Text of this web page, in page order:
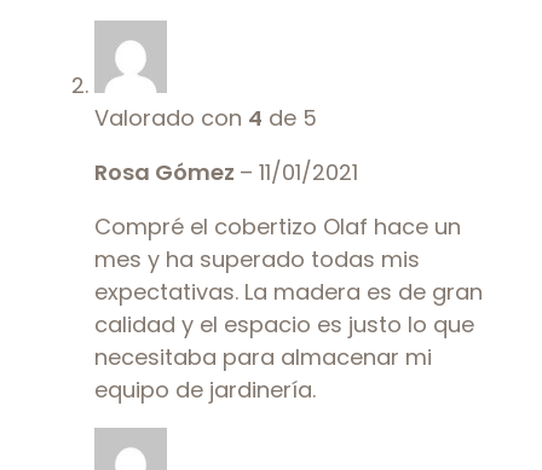
Valorado con 4 de 5
Rosa Gómez – 11/01/2021
Compré el cobertizo Olaf hace un
mes y ha superado todas mis
expectativas. La madera es de gran
calidad y el espacio es justo lo que
necesitaba para almacenar mi
equipo de jardinería.